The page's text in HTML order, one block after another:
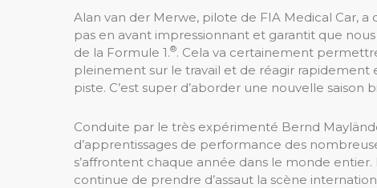
Alan van der Merwe, pilote de FIA ​​Medical Car, a
pas en avant impressionnant et garantit que
de la Formule 1.®. Cela va certainement
pleinement sur le travail et de réagir
piste. C’est super d’aborder une nouvelle
Conduite par le très expérimenté Bernd
d’apprentissages de performance des
s’affrontent chaque année dans le monde
continue de prendre d’assaut la scène